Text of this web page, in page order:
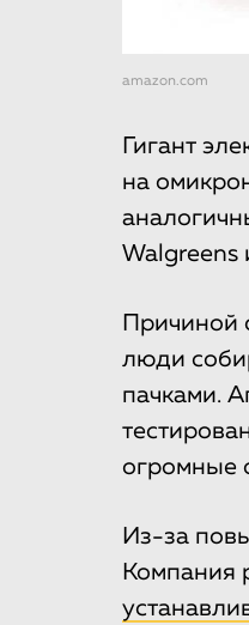
amazon.com
Гигант
на
Walgreens
Причиной
люди
пачками.
огромные
Из-за
Компания